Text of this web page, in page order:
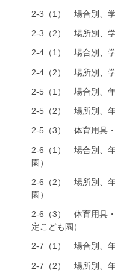
2-3（1） 場合別、学
2-3（2） 場所別、学
2-4（1） 場合別、学
2-4（2） 場所別、学
2-5（1） 場合別、年
2-5（2） 場所別、年
2-5（3） 体育用具・
2-6（1） 場合別、
園）
2-6（2） 場所別、
園）
2-6（3） 体育用具
定こども園）
2-7（1） 場合別、
2-7（2） 場所別、年